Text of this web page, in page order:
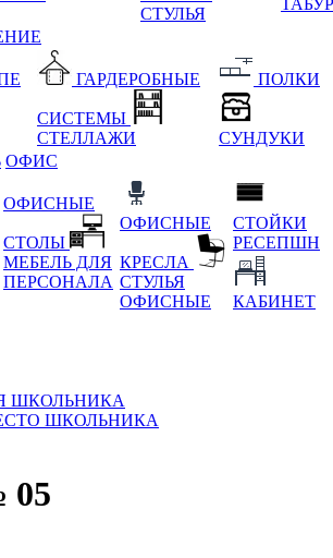
СТУЛЬЯ
ГАРДЕРОБНЫЕ
СИСТЕМЫ
СТЕЛЛАЖИ
ПОЛКИ
СУНДУКИ
ОФИС
ОФИСНЫЕ
СТОЛЫ
МЕБЕЛЬ ДЛЯ
ПЕРСОНАЛА
ОФИСНЫЕ
КРЕСЛА
СТУЛЬЯ
ОФИСНЫЕ
СТОЙКИ
РЕСЕПШН
КАБИНЕТ
ШКОЛЬНИКА
ШКОЛЬНИКА
05